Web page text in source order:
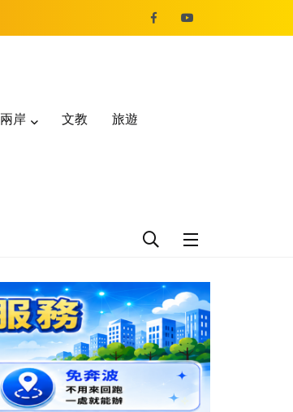
兩岸 文教 旅遊